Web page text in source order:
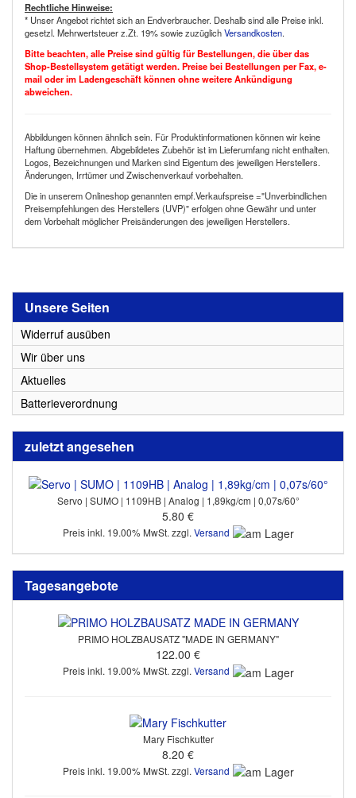
Rechtliche Hinweise:
* Unser Angebot richtet sich an Endverbraucher. Deshalb sind alle Preise inkl.
gesetzl. Mehrwertsteuer z.Zt. 19% sowie zuzüglichVersandkosten.
Bitte beachten, alle Preise sind gültig für Bestellungen, die über das
Shop-Bestellsystem getätigt werden. Preise bei Bestellungen per Fax, e-
mail oder im Ladengeschäft können ohne weitere Ankündigung
abweichen.
Abbildungen können ähnlich sein. Für Produktinformationen können wir keine
Haftung übernehmen. Abgebildetes Zubehör ist im Lieferumfang nicht enthalten.
Logos, Bezeichnungen und Marken sind Eigentum des jeweiligen Herstellers.
Änderungen, Irrtümer und Zwischenverkauf vorbehalten.
Die in unserem Onlineshop genannten empf.Verkaufspreise ="Unverbindlichen
Preisempfehlungen des Herstellers (UVP)" erfolgen ohne Gewähr und unter
dem Vorbehalt möglicher Preisänderungen des jeweiligen Herstellers.
Unsere Seiten
Widerruf ausüben
Wir über uns
Aktuelles
Batterieverordnung
zuletzt angesehen
Servo | SUMO | 1109HB | Analog | 1,89kg/cm | 0,07s/60°
5.80 €
Preis inkl. 19.00% MwSt. zzgl. Versand
Tagesangebote
PRIMO HOLZBAUSATZ "MADE IN GERMANY"
122.00 €
Preis inkl. 19.00% MwSt. zzgl. Versand
Mary Fischkutter
8.20 €
Preis inkl. 19.00% MwSt. zzgl. Versand